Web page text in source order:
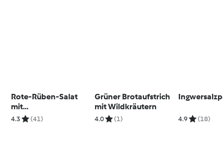
Rote-Rüben-Salat
mit
Blutorangenvinaigret
4.3 (41)
Grüner Brotaufstrich
mit Wildkräutern
4.0 (1) 4.9 (18)